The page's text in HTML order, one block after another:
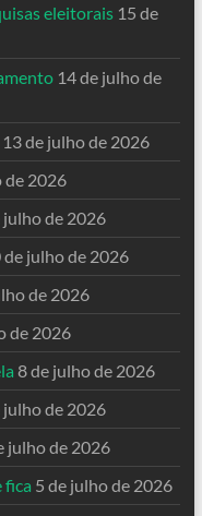
eleitorais 15 de
14 de julho de
13 de julho de 2026
de 2026
julho de 2026
de julho de 2026
de 2026
de 2026
8 de julho de 2026
julho de 2026
julho de 2026
fica 5 de julho de 2026